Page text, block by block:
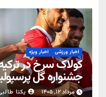
اخبار ورزشی اخبار ویژه
کولاک سرخ در
جشنواره گل
مرداد ۱۲, ۱۴۰۵ یکتا